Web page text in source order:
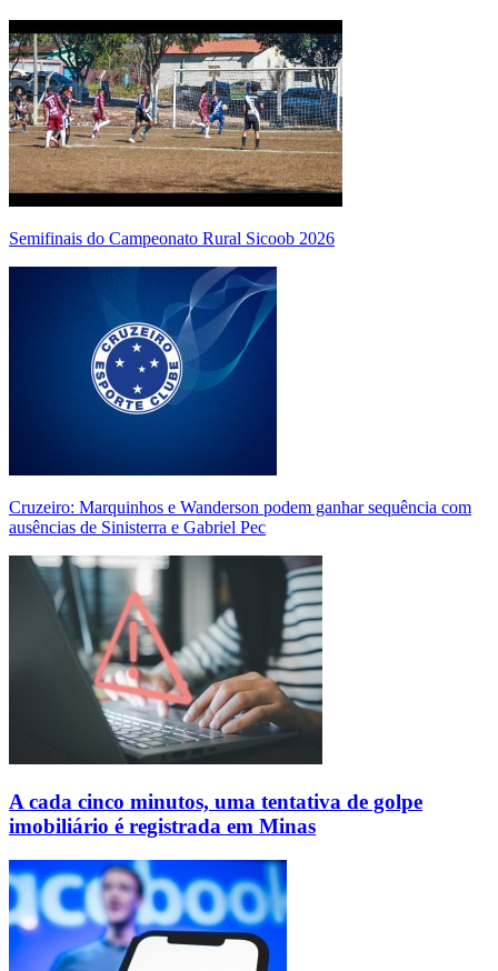
Semifinais do Campeonato Rural Sicoob 2026
Cruzeiro: Marquinhos e Wanderson podem ganhar sequência com
ausências de Sinisterra e Gabriel Pec
A cada cinco minutos, uma tentativa de golpe
imobiliário é registrada em Minas